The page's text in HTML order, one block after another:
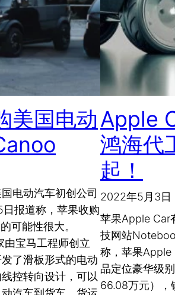
美国电动
电动汽车初创公司
报道称，苹果收购
可能性很大。
由宝马工程师创立
了滑板形式的电动
控转向设计，可以
Apple
鸿海代
起！
2022年5月3日
苹果Apple Car
技网站
称，苹果Apple
品定位豪华级
66.08万元），